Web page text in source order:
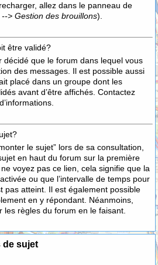
allez dans le panneau de
> Gestion des brouillons).
être validé?
décidé que le forum dans lequel vous
des messages. Il est possible aussi
placé dans un groupe dont les
avant d’être affichés. Contactez
le sujet” lors de sa consultation,
en haut du forum sur la première
voyez pas ce lien, cela signifie que la
ou que l’intervalle de temps pour
pas atteint. Il est également possible
en y répondant. Néanmoins,
règles du forum en le faisant.
de sujet